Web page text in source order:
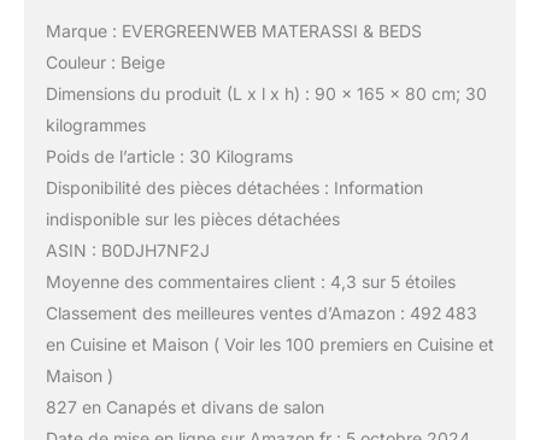
Marque : EVERGREENWEB MATERASSI & BEDS
Couleur : Beige
Dimensions du produit (L x l x h) : 90 x 165 x 80 cm; 30
kilogrammes
Poids de l’article : 30 Kilograms
Disponibilité des pièces détachées : Information
indisponible sur les pièces détachées
ASIN : B0DJH7NF2J
Moyenne des commentaires client : 4,3 sur 5 étoiles
Classement des meilleures ventes d’Amazon : 492 483
en Cuisine et Maison ( Voir les 100 premiers en Cuisine et
Maison )
827 en Canapés et divans de salon